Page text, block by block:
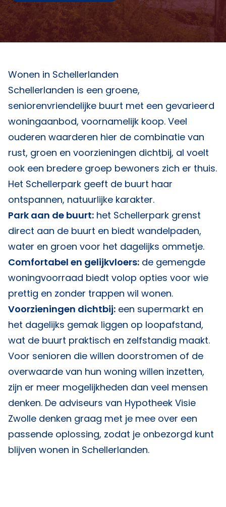
Wonen in Schellerlanden
Schellerlanden is een groene,
seniorenvriendelijke buurt met een gevarieerd
woningaanbod, voornamelijk koop. Veel
ouderen waarderen hier de combinatie van
rust, groen en voorzieningen dichtbij, al voelt
ook een bredere groep bewoners zich er thuis.
Het Schellerpark geeft de buurt haar
ontspannen, natuurlijke karakter.
Park aan de buurt: het Schellerpark grenst
direct aan de buurt en biedt wandelpaden,
water en groen voor het dagelijks ommetje.
Comfortabel en gelijkvloers: de gemengde
woningvoorraad biedt volop opties voor wie
prettig en zonder trappen wil wonen.
Voorzieningen dichtbij: een supermarkt en
het dagelijks gemak liggen op loopafstand,
wat de buurt praktisch en zelfstandig maakt.
Voor senioren die willen doorstromen of de
overwaarde van hun woning willen inzetten,
zijn er meer mogelijkheden dan veel mensen
denken. De adviseurs van Hypotheek Visie
Zwolle denken graag met je mee over een
passende oplossing, zodat je onbezorgd kunt
blijven wonen in Schellerlanden.